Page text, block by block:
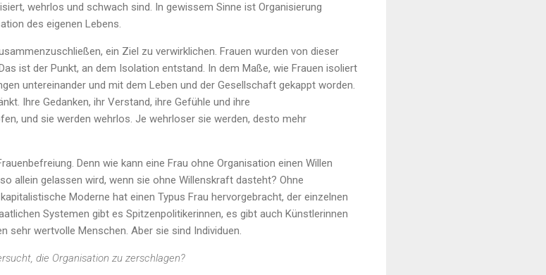
wehrlos und schwach sind. In gewissem Sinne ist Organisierung
des eigenen Lebens.
ein Ziel zu verwirklichen. Frauen wurden von dieser
ist der Punkt, an dem Isolation entstand. In dem Maße, wie Frauen isoliert
untereinander und mit dem Leben und der Gesellschaft gekappt worden.
Ihre Gedanken, ihr Verstand, ihre Gefühle und ihre
und sie werden wehrlos. Je wehrloser sie werden, desto mehr
Denn wie kann eine Frau ohne Organisation einen Willen
allein gelassen wird, wenn sie ohne Willenskraft dasteht? Ohne
Moderne hat einen Typus Frau hervorgebracht, der einzelnen
Systemen gibt es Spitzenpolitikerinnen, es gibt auch Künstlerinnen
sehr wertvolle Menschen. Aber sie sind Individuen.
die Organisation zu zerschlagen?